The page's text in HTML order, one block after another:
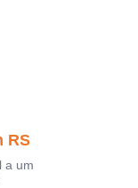
RS
a um